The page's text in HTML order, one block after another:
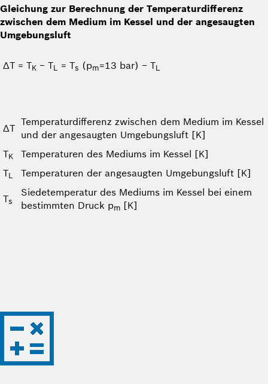
Gleichung zur Berechnung der Temperaturdifferenz
zwischen dem Medium im Kessel und der angesaugten
Umgebungsluft
ΔT = TK − TL = Ts (pm=13 bar) − TL
ΔT
Temperaturdifferenz zwischen dem Medium im Kessel
und der angesaugten Umgebungsluft [K]
TK
Temperaturen des Mediums im Kessel [K]
TL Temperaturen der angesaugten Umgebungsluft [K]
Ts
Siede­temperatur des Mediums im Kessel bei einem
bestimmten Druck pm [K]